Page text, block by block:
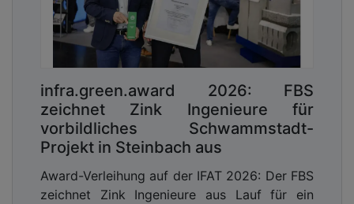
infra.green.award 2026: FBS
zeichnet Zink Ingenieure für
vorbildliches Schwammstadt-
Projekt in Steinbach aus
Award-Verleihung auf der IFAT 2026: Der FBS
zeichnet Zink Ingenieure aus Lauf für ein